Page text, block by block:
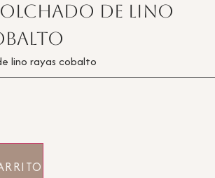
de lino
lino rayas cobalto